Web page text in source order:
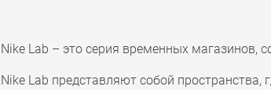
Nike Lab – это серия временных магазинов,
Nike Lab представляют собой пространства,